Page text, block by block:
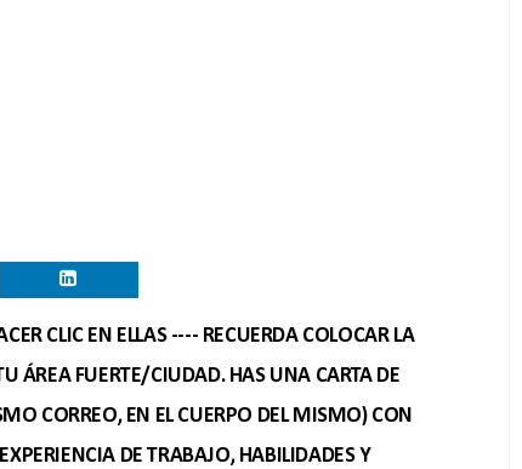
CLIC EN ELLAS ---- RECUERDA COLOCAR LA
ÁREA FUERTE/CIUDAD. HAS UNA CARTA DE
CORREO, EN EL CUERPO DEL MISMO) CON
DE TRABAJO, HABILIDADES Y